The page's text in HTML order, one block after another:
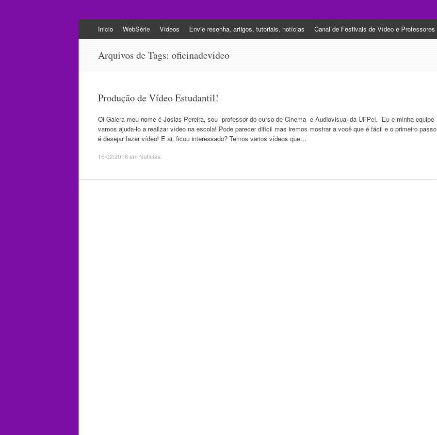
Produção de Vídeo Estudantil
para
conteúdo
Inicio WebSérie Vídeos Envie resenha, artigos, tutoriais, notícias Canal de Festivais de Vídeo e Professores
Arquivos de Tags: oficinadevideo
Produção de Vídeo Estudantil!
Oi Galera meu nome é Josias Pereira, sou professor do curso de Cinema e Audiovisual da UFPel. Eu e minha equipe
vamos ajuda-lo a realizar vídeo na escola! Pode parecer dificil mas iremos mostrar a você que é fácil e o primeiro passo
é desejar fazer vídeo! E ai, ficou interessado? Temos varios vídeos que…
16/02/2016 em Notícias